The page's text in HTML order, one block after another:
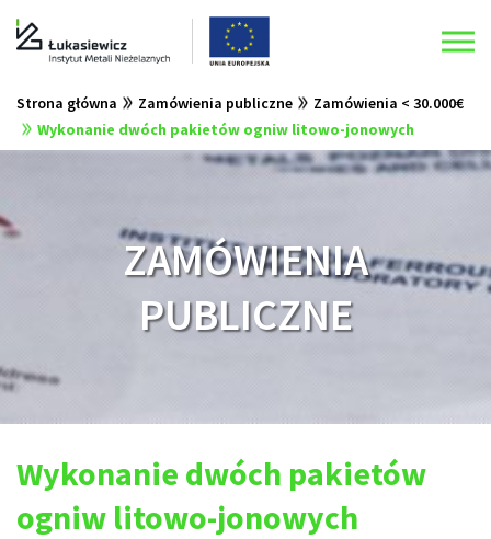
Strona główna Zamówienia publiczne
Zamówienia < 30.000€
Wykonanie dwóch pakietów ogniw litowo-jonowych
ZAMÓWIENIA
PUBLICZNE
Wykonanie dwóch pakietów
ogniw litowo-jonowych